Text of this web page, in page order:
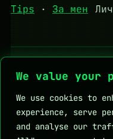
We value your
We use cookies to
experience, serve
and analyse our
Tips · За мен
Полезни връзки: